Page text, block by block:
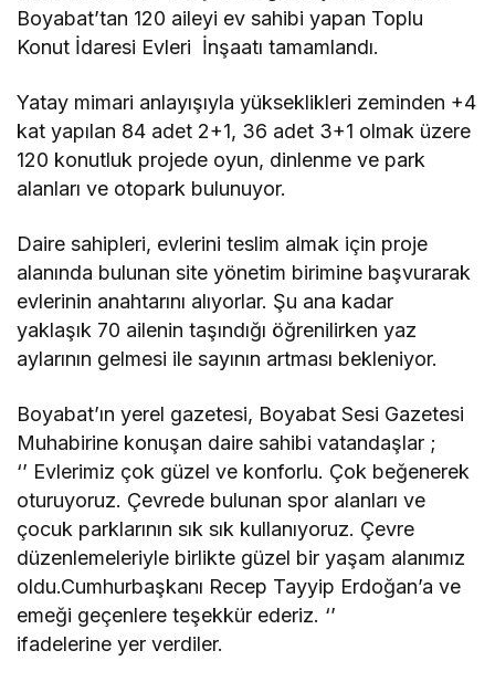
Boyabat’tan 120 aileyi ev sahibi yapan Toplu
Konut İdaresi Evleri İnşaatı tamamlandı.
Yatay mimari anlayışıyla yükseklikleri zeminden +4
kat yapılan 84 adet 2+1, 36 adet 3+1 olmak üzere
120 konutluk projede oyun, dinlenme ve park
alanları ve otopark bulunuyor.
Daire sahipleri, evlerini teslim almak için proje
alanında bulunan site yönetim birimine başvurarak
evlerinin anahtarını alıyorlar. Şu ana kadar
yaklaşık 70 ailenin taşındığı öğrenilirken yaz
aylarının gelmesi ile sayının artması bekleniyor.
Boyabat’ın yerel gazetesi, Boyabat Sesi Gazetesi
Muhabirine konuşan daire sahibi vatandaşlar ;
‘’ Evlerimiz çok güzel ve konforlu. Çok beğenerek
oturuyoruz. Çevrede bulunan spor alanları ve
çocuk parklarının sık sık kullanıyoruz. Çevre
düzenlemeleriyle birlikte güzel bir yaşam alanımız
oldu.Cumhurbaşkanı Recep Tayyip Erdoğan’a ve
emeği geçenlere teşekkür ederiz. ‘’
ifadelerine yer verdiler.